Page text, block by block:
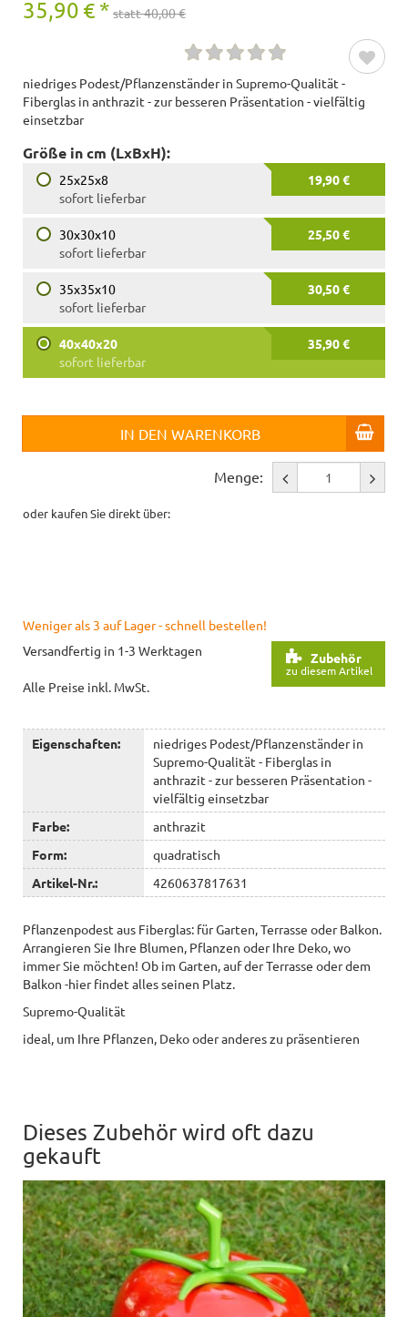
35,90 € * statt 40,00 €
niedriges Podest/Pflanzenständer in Supremo-Qualität -
Fiberglas in anthrazit - zur besseren Präsentation - vielfältig
einsetzbar
Größe in cm (LxBxH):
25x25x8
19,90 €
sofort lieferbar
30x30x10
25,50 €
sofort lieferbar
35x35x10
30,50 €
sofort lieferbar
40x40x20
35,90 €
sofort lieferbar
IN DEN WARENKORB
Menge:
oder kaufen Sie direkt über:
Weniger als 3 auf Lager - schnell bestellen!
Zubehör
zu diesem Artikel
Versandfertig in 1-3 Werktagen
Alle Preise inkl. MwSt.
Eigenschaften:
niedriges Podest/Pflanzenständer in
Supremo-Qualität - Fiberglas in
anthrazit - zur besseren Präsentation -
vielfältig einsetzbar
Farbe:
anthrazit
Form:
quadratisch
Artikel-Nr.:
4260637817631
Pflanzenpodest aus Fiberglas: für Garten, Terrasse oder Balkon.
Arrangieren Sie Ihre Blumen, Pflanzen oder Ihre Deko, wo
immer Sie möchten! Ob im Garten, auf der Terrasse oder dem
Balkon -hier findet alles seinen Platz.
Supremo-Qualität
ideal, um Ihre Pflanzen, Deko oder anderes zu präsentieren
Dieses Zubehör wird oft dazu
gekauft